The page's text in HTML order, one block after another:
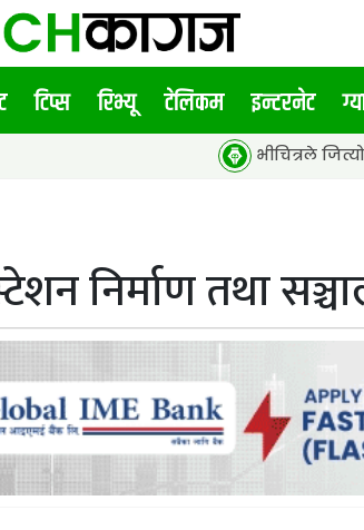
टिप्स रिभ्यू टेलिकम इन्टरनेट
भीचित्रले जित्यो १५औं
निर्माण तथा